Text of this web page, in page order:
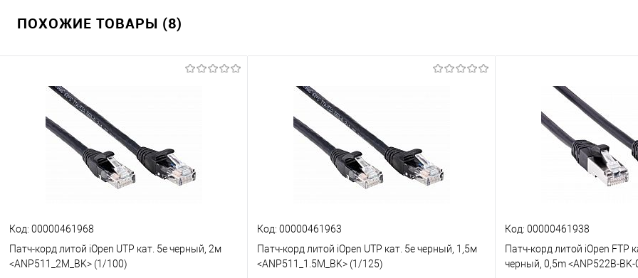
ПОХОЖИЕ ТОВАРЫ (8)
Код: 00000461968
Патч-корд литой iOpen UTP кат. 5е черный, 2м
<ANP511_2M_BK> (1/100)
Код: 00000461963
Патч-корд литой iOpen UTP кат. 5е черный, 1,5м
<ANP511_1.5M_BK> (1/125)
Код: 00000461938
Патч-корд литой iOpen FTP
черный, 0,5m <ANP522B-BK-